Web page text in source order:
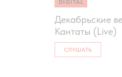
DIGITAL
Декабрьские
Кантаты (Live)
СЛУШАТЬ